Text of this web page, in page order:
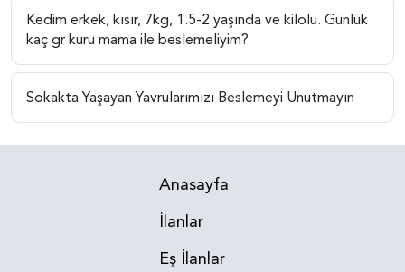
Kedim erkek, kısır, 7kg, 1.5-2 yaşında ve kilolu. Günlük
kaç gr kuru mama ile beslemeliyim?
Sokakta Yaşayan Yavrularımızı Beslemeyi Unutmayın
Anasayfa
İlanlar
Eş İlanlar